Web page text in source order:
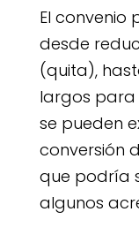
El convenio
desde
(quita),
largos para
se pueden
conversión
que podría
algunos